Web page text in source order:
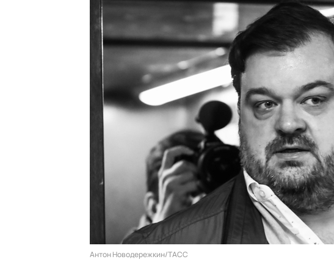
Антон Новодережкин/ТАСС